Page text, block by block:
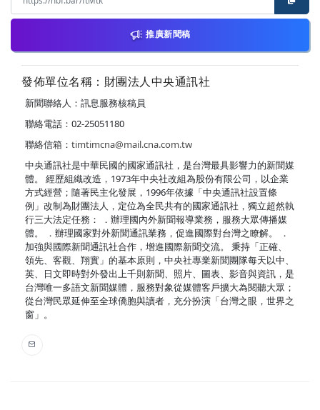
推廣新聞稿
發佈單位名稱：財團法人中央通訊社
新聞聯絡人：訊息服務核稿員
聯絡電話：02-25051180
聯絡信箱： timtimcna@mail.cna.com.tw
中央通訊社是中華民國的國家通訊社，是台灣最具影響力的新聞媒
體。 經歷組織改造，1973年中央社改組為股份有限公司，以企業
方式經營；隨著民主化發展，1996年依據「中央通訊社設置條
例」改制為財團法人，定位為全民共有的國家通訊社，獨立超然執
行三大法定任務： ．辦理國內外新聞報導業務，服務大眾傳播媒
體。 ．辦理國家對外新聞通訊業務，促進國際對台灣之瞭解。 ．
加強與國際新聞通訊社合作，增進國際新聞交流。 秉持「正確、
領先、客觀、翔實」的基本原則，中央社專業新聞團隊每天以中、
英、日文即時對外發出上千則新聞、照片、圖表、影音與資訊，是
台灣唯一多語文新聞媒體，服務對象從媒體客戶擴大為閱聽大眾；
從台灣民眾延伸至全球僑胞與讀者，充分扮演「台灣之眼，世界之
窗」。